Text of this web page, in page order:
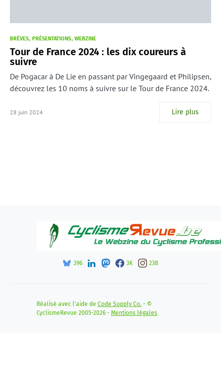
BRÈVES PRÉSENTATIONS WEBZINE
Tour de France 2024 : les dix coureurs à
suivre
De Pogacar à De Lie en passant par Vingegaard et Philipsen,
découvrez les 10 noms à suivre sur le Tour de France 2024.
28 juin 2024 Lire plus
396 3K 238
Réalisé avec l'aide de Code Supply Co. - ©
CyclismeRevue 2005-2026 - Mentions légales